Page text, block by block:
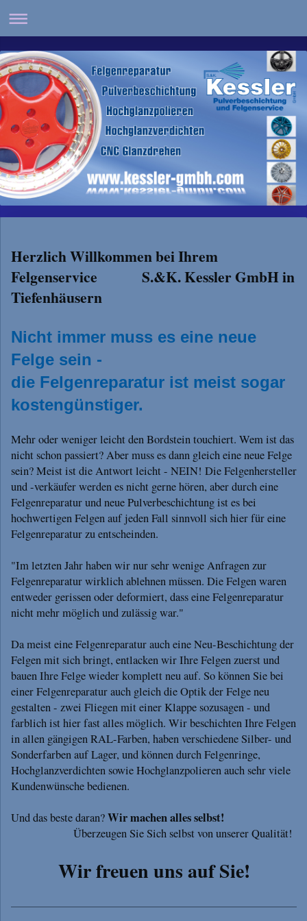
Herzlich Willkommen bei Ihrem
Felgenservice S.&K. Kessler GmbH in
Tiefenhäusern
Nicht immer muss es eine neue
Felge sein -
die Felgenreparatur ist meist sogar
kostengünstiger.
Mehr oder weniger leicht den Bordstein touchiert. Wem ist das
nicht schon passiert? Aber muss es dann gleich eine neue Felge
sein? Meist ist die Antwort leicht - NEIN! Die Felgenhersteller
und -verkäufer werden es nicht gerne hören, aber durch eine
Felgenreparatur und neue Pulverbeschichtung ist es bei
hochwertigen Felgen auf jeden Fall sinnvoll sich hier für eine
Felgenreparatur zu entscheinden.
"Im letzten Jahr haben wir nur sehr wenige Anfragen zur
Felgenreparatur wirklich ablehnen müssen. Die Felgen waren
entweder gerissen oder deformiert, dass eine Felgenreparatur
nicht mehr möglich und zulässig war."
Da meist eine Felgenreparatur auch eine Neu-Beschichtung der
Felgen mit sich bringt, entlacken wir Ihre Felgen zuerst und
bauen Ihre Felge wieder komplett neu auf. So können Sie bei
einer Felgenreparatur auch gleich die Optik der Felge neu
gestalten - zwei Fliegen mit einer Klappe sozusagen - und
farblich ist hier fast alles möglich. Wir beschichten Ihre Felgen
in allen gängigen RAL-Farben, haben verschiedene Silber- und
Sonderfarben auf Lager, und können durch Felgenringe,
Hochglanzverdichten sowie Hochglanzpolieren auch sehr viele
Kundenwünsche bedienen.
Und das beste daran?Wir machen alles selbst!
Überzeugen Sie Sich selbst von unserer Qualität!
Wir freuen uns auf Sie!